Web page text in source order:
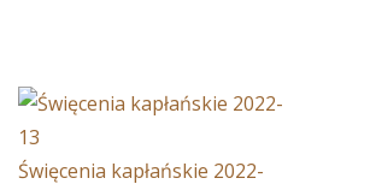
Święcenia kapłańskie 2022-